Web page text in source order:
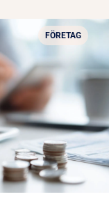
FÖRETAG